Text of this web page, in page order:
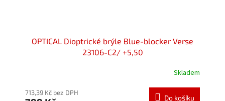
OPTICAL Dioptrické brýle Blue-blocker Verse
23106-C2/ +5,50
Skladem
713,39 Kč bez DPH
Do košíku